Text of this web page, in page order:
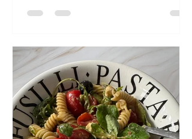
du Moyen Âge », les feuilles mesurent
variété rouge (en réalité vert foncé
d’un côté, légèrement pourpre de
l’autre). J’ai juste cuisiné les feuilles
sautées au wok avec un peu d’h